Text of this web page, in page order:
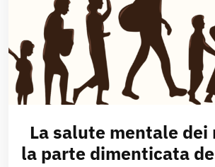
La salute mentale
la parte dimenticata